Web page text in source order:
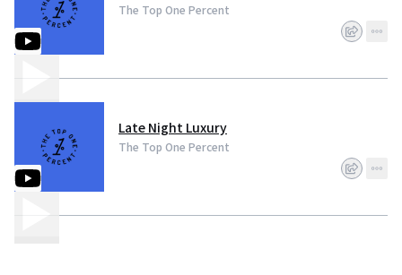
The Top One Percent
Late Night Luxury
The Top One Percent